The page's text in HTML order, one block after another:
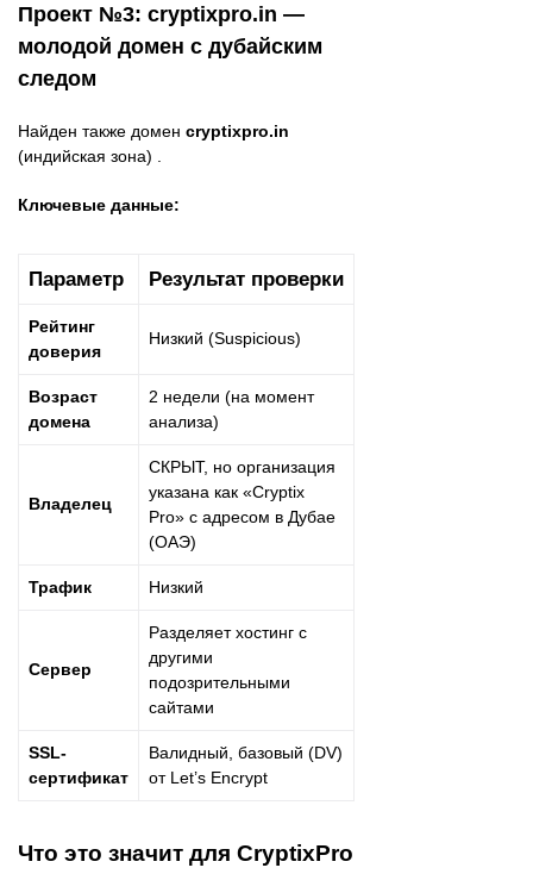
Проект №3: cryptixpro.in —
молодой домен с дубайским
следом
Найден также домен cryptixpro.in
(индийская зона) .
Ключевые данные:
Параметр Результат проверки
Рейтинг
доверия
Низкий (Suspicious)
Возраст
домена
2 недели (на момент
анализа)
Владелец
СКРЫТ, но организация
указана как «Cryptix
Pro» с адресом в Дубае
(ОАЭ)
Трафик Низкий
Сервер
Разделяет хостинг с
другими
подозрительными
сайтами
SSL-
сертификат
Валидный, базовый (DV)
от Let’s Encrypt
Что это значит для CryptixPro